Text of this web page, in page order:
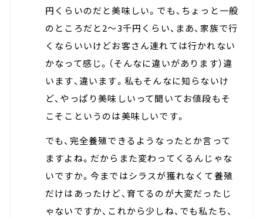
円くらいのだと美味しい。でも、ちょっと一般
のところだと2～3千円くらい、まあ、家族で行
くならいいけどお客さん連れては行かれない
かなって感じ。（そんなに違いがあります）違
います、違います。私もそんなに知らないけ
ど、やっぱり美味しいって聞いてお値段もそ
こそこというのは美味しいです。
でも、完全養殖できるようなったとか言って
ますよね。だからまた変わってくるんじゃな
いですか。今まではシラスが獲れなくて養殖
だけはあったけど、育てるのが大変だったじ
ゃないですか、これから少しね、でも私たち、